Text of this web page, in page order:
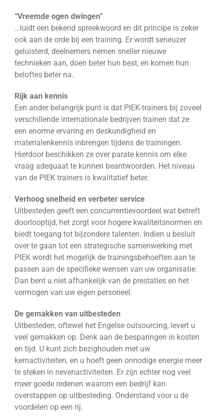
“Vreemde ogen dwingen”
…luidt een bekend spreekwoord en dit principe is zeker
ook aan de orde bij een training. Er wordt serieuzer
geluisterd, deelnemers nemen sneller nieuwe
technieken aan, doen beter hun best, en komen hun
beloftes beter na.
Rijk aan kennis
Een ander belangrijk punt is dat PIEK-trainers bij zoveel
verschillende internationale bedrijven trainen dat ze
een enorme ervaring en deskundigheid en
materialenkennis inbrengen tijdens de trainingen.
Hierdoor beschikken ze over parate kennis om elke
vraag adequaat te kunnen beantwoorden. Het niveau
van de PIEK trainers is kwalitatief beter.
Verhoog snelheid en verbeter service
Uitbesteden geeft een concurrentievoordeel wat betreft
doorlooptijd, het zorgt voor hogere kwaliteitsnormen en
biedt toegang tot bijzondere talenten. Indien u besluit
over te gaan tot een strategische samenwerking met
PIEK wordt het mogelijk de trainingsbehoeften aan te
passen aan de specifieke wensen van uw organisatie.
Dan bent u niet afhankelijk van de prestaties en het
vermogen van uw eigen personeel.
De gemakken van uitbesteden
Uitbesteden, oftewel het Engelse outsourcing, levert u
veel gemakken op. Denk aan de besparingen in kosten
en tijd. U kunt zich bezighouden met uw
kernactiviteiten, en u hoeft geen onnodige energie meer
te steken in nevenactiviteiten. Er zijn echter nog veel
meer goede redenen waarom een bedrijf kan
overstappen op uitbesteding. Onderstand voor u de
voordelen op een rij.